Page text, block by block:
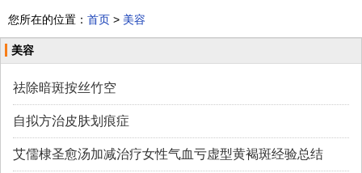
您所在的位置： 首页 > 美容
美容
祛除暗斑按丝竹空
自拟方治皮肤划痕症
艾儒棣圣愈汤加减治疗女性气血亏虚型黄褐斑经验总结